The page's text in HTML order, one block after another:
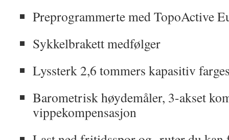
Preprogrammerte med TopoActive
Sykkelbrakett medfølger
Lyssterk 2,6 tommers kapasitiv
Barometrisk høydemåler, 3-akset
vippekompensasjon